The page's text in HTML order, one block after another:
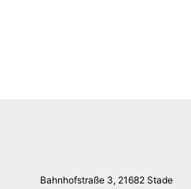
Bahnhofstraße 3, 21682 Stade